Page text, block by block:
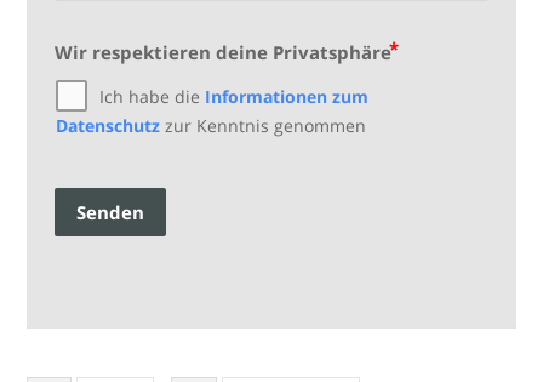
Wir respektieren deine Privatsphäre
Ich habe die Informationen zum
Datenschutzzur Kenntnis genommen
Senden